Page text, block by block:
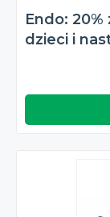
Endo:
dzieci i